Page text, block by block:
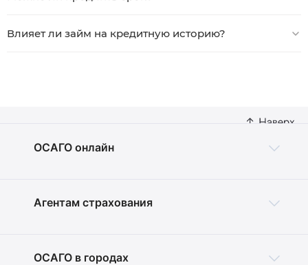
Влияет ли займ на кредитную историю?
ОСАГО онлайн
Агентам страхования
ОСАГО в городах